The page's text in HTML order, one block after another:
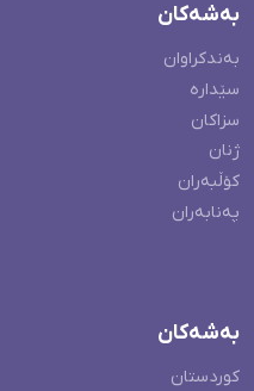
بەشەکان
بەندکراوان
سێدارە
سزاکان
ژنان
کۆڵبەران
پەنابەران
بەشەکان
کوردستان